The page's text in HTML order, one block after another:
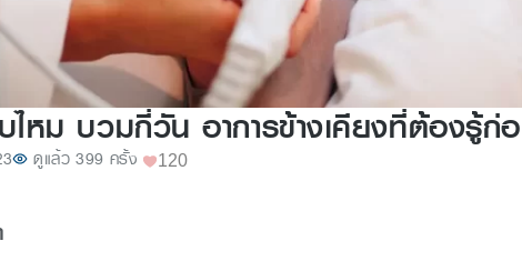
ไหม บวมกี่วัน อาการข้างเคียงที่ต้องรู้ก่
ดูแล้ว 399 ครั้ง 120